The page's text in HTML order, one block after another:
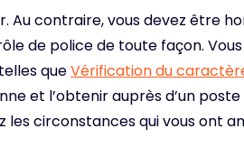
Au contraire, vous devez être
de police de toute façon.
queVérification du
et l’obtenir auprès d’un
les circonstances qui vous ont